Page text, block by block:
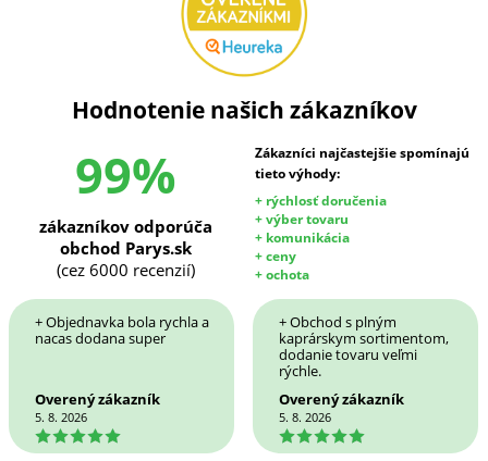
Hodnotenie našich zákazníkov
99%
Zákazníci najčastejšie spomínajú
tieto výhody:
+ rýchlosť doručenia
+ výber tovaru
+ komunikácia
+ ceny
+ ochota
zákazníkov odporúča
obchod Parys.sk
(cez 6000 recenzií)
+ Objednavka bola rychla a
nacas dodana super
Overený zákazník
5. 8. 2026
5
+ Obchod s plným
kaprárskym sortimentom,
dodanie tovaru veľmi
rýchle.
Overený zákazník
5. 8. 2026
5